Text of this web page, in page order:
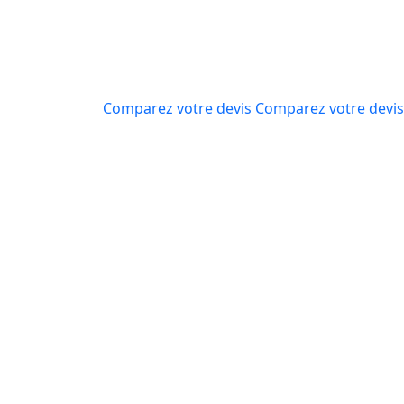
Comparez votre devis Comparez votre devis